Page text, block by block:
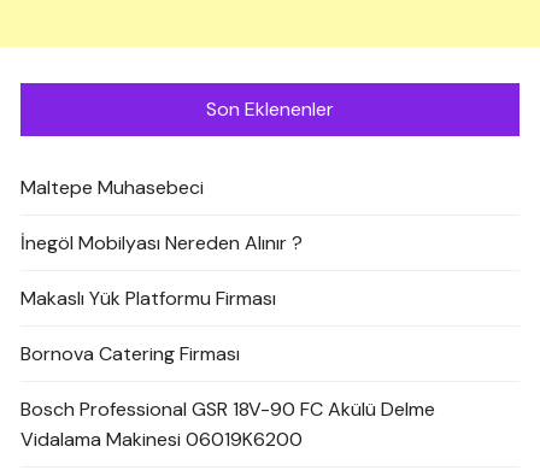
Son Eklenenler
Maltepe Muhasebeci
İnegöl Mobilyası Nereden Alınır ?
Makaslı Yük Platformu Firması
Bornova Catering Firması
Bosch Professional GSR 18V-90 FC Akülü Delme
Vidalama Makinesi 06019K6200